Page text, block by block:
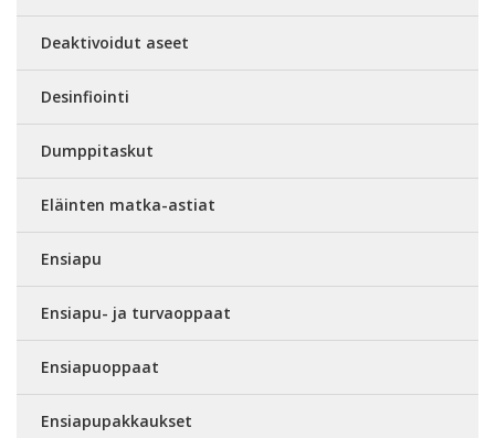
Deaktivoidut aseet
Desinfiointi
Dumppitaskut
Eläinten matka-astiat
Ensiapu
Ensiapu- ja turvaoppaat
Ensiapuoppaat
Ensiapupakkaukset